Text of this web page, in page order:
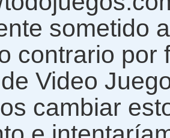
sometido
contrario por
Video
cambiar